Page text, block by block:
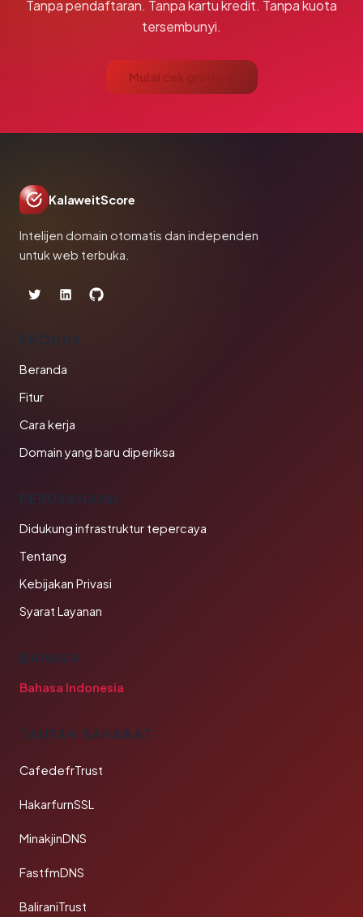
Tanpa pendaftaran. Tanpa kartu kredit. Tanpa kuota
tersembunyi.
Mulai cek gratis →
KalaweitScore
Intelijen domain otomatis dan independen
untuk web terbuka.
PRODUK
Beranda
Fitur
Cara kerja
Domain yang baru diperiksa
PERUSAHAAN
Didukung infrastruktur tepercaya
Tentang
Kebijakan Privasi
Syarat Layanan
BAHASA
Bahasa Indonesia
TAUTAN SAHABAT
CafedefrTrust
HakarfurnSSL
MinakjinDNS
FastfmDNS
BaliraniTrust